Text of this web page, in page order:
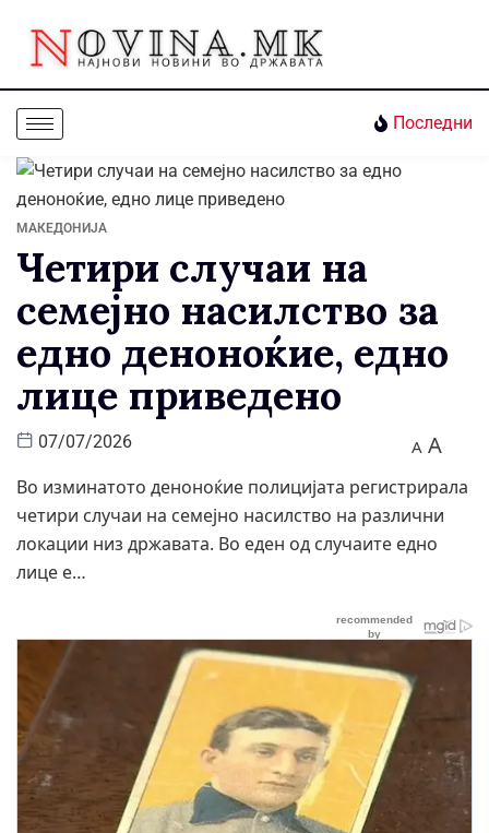
Последни
МАКЕДОНИЈА
Четири случаи на
семејно насилство за
едно деноноќие, едно
лице приведено
07/07/2026 A A
Во изминатото деноноќие полицијата регистрирала
четири случаи на семејно насилство на различни
локации низ државата. Во еден од случаите едно
лице е…